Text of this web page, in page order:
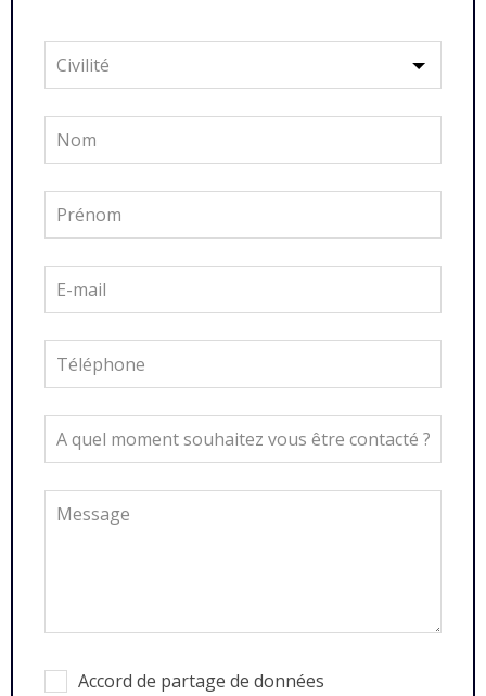
this
field
blank
Accord de partage de données